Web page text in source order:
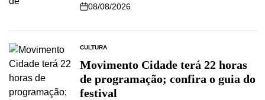
08/08/2026
CULTURA
Movimento Cidade terá 22 horas
de programação; confira o guia do
festival